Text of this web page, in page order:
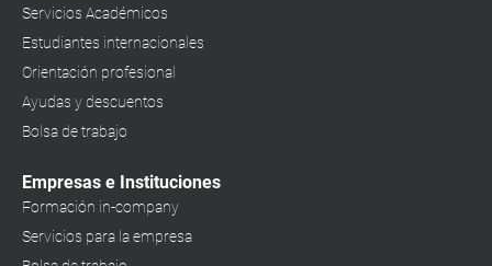
Servicios Académicos
Estudiantes internacionales
Orientación profesional
Ayudas y descuentos
Bolsa de trabajo
Empresas e Instituciones
Formación in-company
Servicios para la empresa